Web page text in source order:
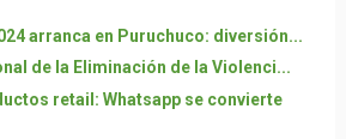
arranca en Puruchuco: diversión...
de la Eliminación de la Violenci...
retail: Whatsapp se convierte